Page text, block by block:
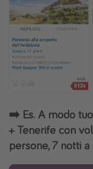
➡️ Es. A modo
+ Tenerife con
persone, 7 notti